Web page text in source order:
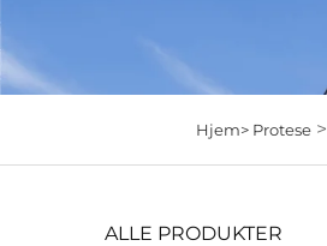
Hjem> Protese>
ALLE PRODUKTER